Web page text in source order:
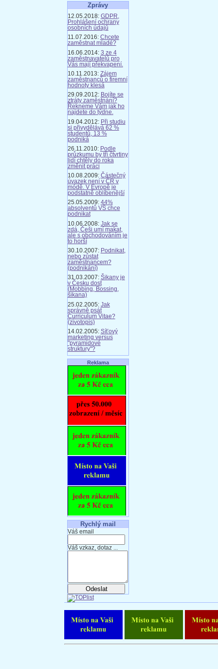
Zprávy
12.05.2018: GDPR,
Prohlášení ochrany
osobních údajů
11.07.2016: Chcete
zaměstnat mladé?
16.06.2014: 3 ze 4
zaměstnavatelů pro
Vás mají překvapení.
10.11.2013: Zájem
zaměstnanců o firemní
hodnoty klesá
29.09.2012: Bojíte se
ztráty zaměstnání?
Řekneme Vám jak ho
najdete do týdne.
19.04.2012: Při studiu
si přivydělává 62 %
studentů, 13 %
podniká
26.11.2010: Podle
průzkumu by tři čtvrtiny
lidí chtěly do roka
změnit práci
10.08.2009: Částečný
úvazek není v ČR v
módě. V Evropě je
podstatně oblíbenější
25.05.2009: 44%
absolventů VŠ chce
podnikat
10.06.2008: Jak se
zdá, Češi umí makat,
ale s obchodováním je
to horší
30.10.2007: Podnikat,
nebo zůstat
zaměstnancem?
(podnikání)
31.03.2007: Šikany je
v Česku dost
(Mobbing, Bossing,
šikana)
25.02.2005: Jak
správně psát
Curriculum Vitae?
(zivotopis)
14.02.2005: Síťový
marketing versus
"pyramidové
struktury"?
Reklama
Rychlý mail
Váš email
Váš vzkaz, dotaz ...